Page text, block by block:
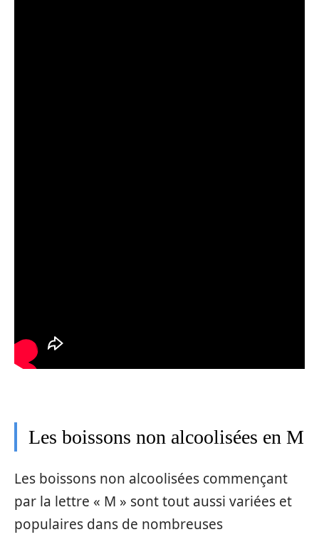
Les boissons non alcoolisées en M
Les boissons non alcoolisées commençant
par la lettre « M » sont tout aussi variées et
populaires dans de nombreuses